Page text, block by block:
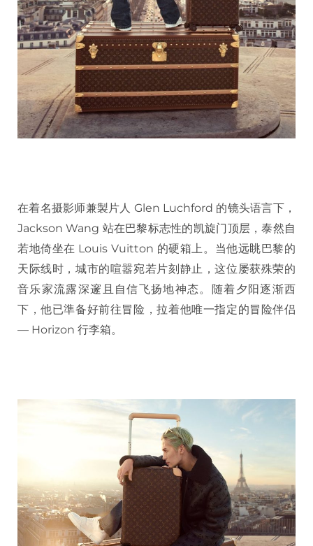
在着名摄影师兼製片人 Glen Luchford 的镜头语言下，
Jackson Wang 站在巴黎标志性的凯旋门顶层，泰然自
若地倚坐在 Louis Vuitton 的硬箱上。当他远眺巴黎的
天际线时，城市的喧嚣宛若片刻静止，这位屡获殊荣的
音乐家流露深邃且自信飞扬地神态。随着夕阳逐渐西
下，他已準备好前往冒险，拉着他唯一指定的冒险伴侣
— Horizon 行李箱。